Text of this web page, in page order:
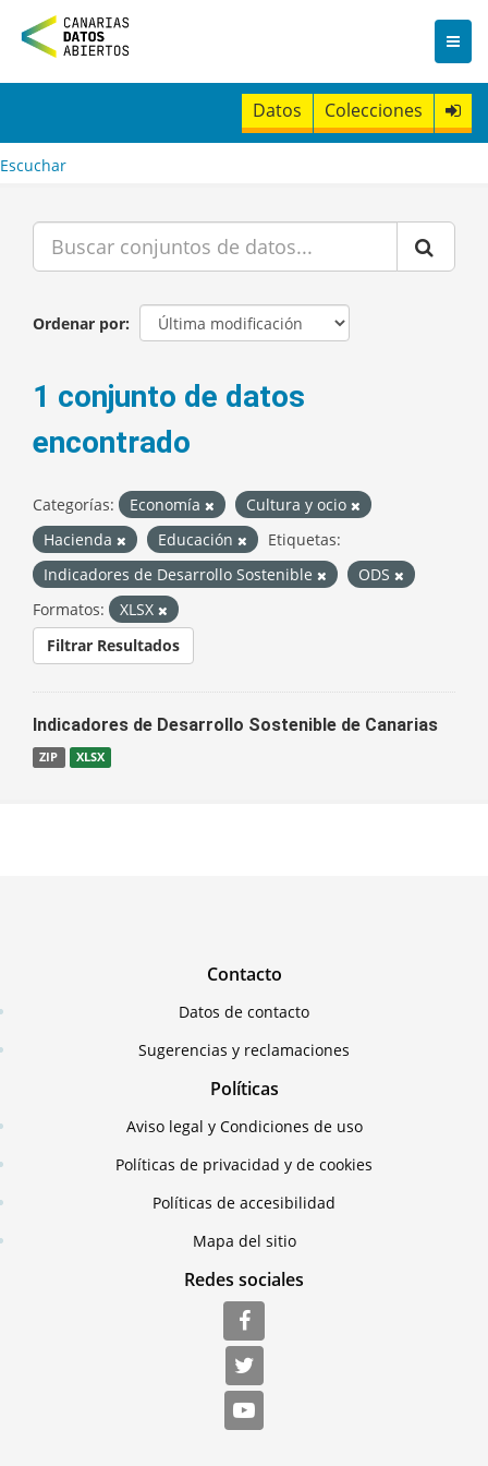
n
t
Datos Colecciones
Escuchar
Ordenar por
1 conjunto de datos
encontrado
Categorías: Economía
Cultura y ocio
Hacienda
Educación
Etiquetas:
Indicadores de Desarrollo Sostenible
ODS
Formatos:
XLSX
Filtrar Resultados
Indicadores de Desarrollo Sostenible de Canarias
ZIP XLSX
Contacto
Datos de contacto
Sugerencias y reclamaciones
Políticas
Aviso legal y Condiciones de uso
Políticas de privacidad y de cookies
Políticas de accesibilidad
Mapa del sitio
Redes sociales